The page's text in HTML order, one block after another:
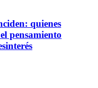
quienes
pensamiento